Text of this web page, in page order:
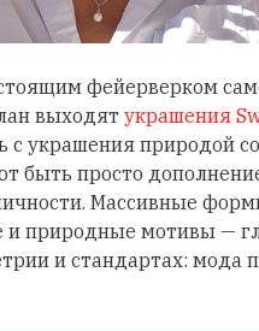
фейерверком
выходят украшения
с украшения природой
быть просто
Массивные
природные мотивы —
и стандартах: мода